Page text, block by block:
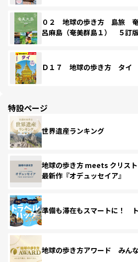
０２ 地球の歩き方 島旅
呂麻島（奄美群島１） ５訂
Ｄ１７ 地球の歩き方 タイ
特設ページ
世界遺産ランキング
地球の歩き方 meets クリス
最新作『オデュッセイア』
準備も滞在もスマートに！
地球の歩き方アワード みんな